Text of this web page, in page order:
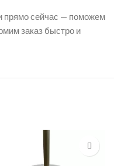
сейчас — поможем
заказ быстро и